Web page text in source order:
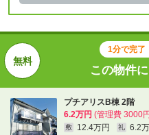
1分で完了
この物件
プチアリスB棟 2階
6.2万円 (管理費 3000
敷 12.4万円 礼
6.2